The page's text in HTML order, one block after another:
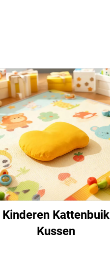
Kinderen Kattenbuik
Kussen